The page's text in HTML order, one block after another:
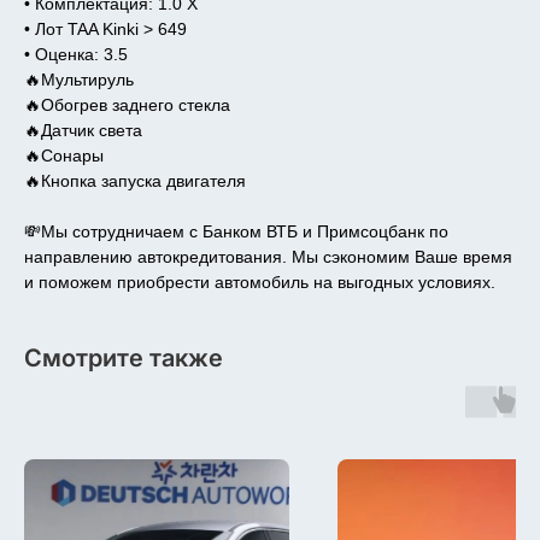
• Комплектация: 1.0 X
• Лот TAA Kinki > 649
• Оценка: 3.5
🔥Мультируль
🔥Обогрев заднего стекла
🔥Датчик света
🔥Сонары
🔥Кнопка запуска двигателя
💸Мы сотрудничаем с Банком ВТБ и Примсоцбанк по
направлению автокредитования. Мы сэкономим Ваше время
и поможем приобрести автомобиль на выгодных условиях.
Смотрите также